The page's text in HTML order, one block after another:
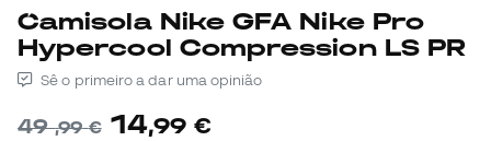
Camisola Nike GFA Nike Pro
Hypercool Compression LS PR
Sê o primeiro a dar uma opinião
49,99 € 14,99 €